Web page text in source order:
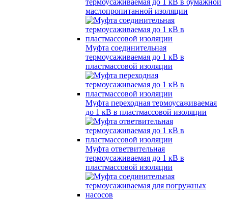
термоусаживаемая до 1 кВ в бумажной
маслопропитанной изоляции
Муфта соединительная
термоусаживаемая до 1 кВ в
пластмассовой изоляции
Муфта переходная термоусаживаемая
до 1 кВ в пластмассовой изоляции
Муфта ответвительная
термоусаживаемая до 1 кВ в
пластмассовой изоляции